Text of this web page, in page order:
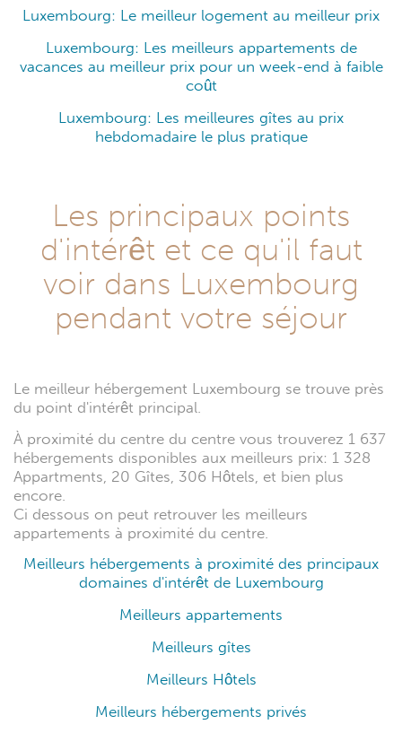
Luxembourg: Le meilleur logement au meilleur prix
Luxembourg: Les meilleurs appartements de
vacances au meilleur prix pour un week-end à faible
coût
Luxembourg: Les meilleures gîtes au prix
hebdomadaire le plus pratique
Les principaux points
d'intérêt et ce qu'il faut
voir dans Luxembourg
pendant votre séjour
Le meilleur hébergement Luxembourg se trouve près
du point d'intérêt principal.
À proximité du centre du centre vous trouverez 1 637
hébergements disponibles aux meilleurs prix: 1 328
Appartments, 20 Gîtes, 306 Hôtels, et bien plus
encore.
Ci dessous on peut retrouver les meilleurs
appartements à proximité du centre.
Meilleurs hébergements à proximité des principaux
domaines d'intérêt de Luxembourg
Meilleurs appartements
Meilleurs gîtes
Meilleurs Hôtels
Meilleurs hébergements privés